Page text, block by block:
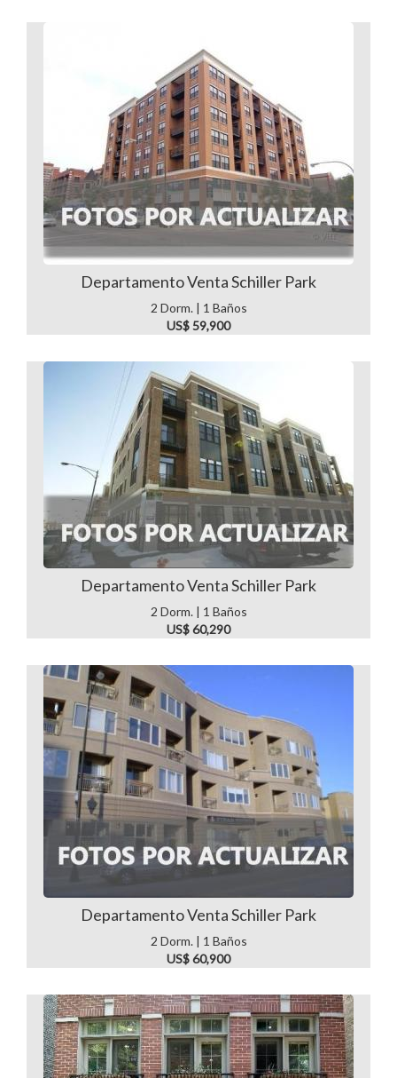
Departamento Venta Schiller Park
2 Dorm. | 1 Baños
US$ 59,900
Departamento Venta Schiller Park
2 Dorm. | 1 Baños
US$ 60,290
Departamento Venta Schiller Park
2 Dorm. | 1 Baños
US$ 60,900